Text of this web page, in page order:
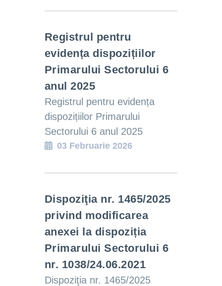
Registrul pentru
evidența dispozițiilor
Primarului Sectorului 6
anul 2025
Registrul pentru evidența
dispozițiilor Primarului
Sectorului 6 anul 2025
03 Februarie 2026
Dispoziţia nr. 1465/2025
privind modificarea
anexei la dispoziția
Primarului Sectorului 6
nr. 1038/24.06.2021
Dispoziţia nr. 1465/2025